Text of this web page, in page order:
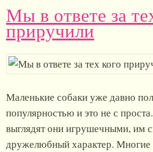
Мы в ответе за
приручили
Маленькие собаки уже давно
популярностью и это не с
выглядят они игрушечными, им
дружелюбный характер. Многие